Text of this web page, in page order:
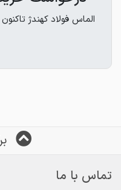
الماس فولاد کهندژ
تماس با ما